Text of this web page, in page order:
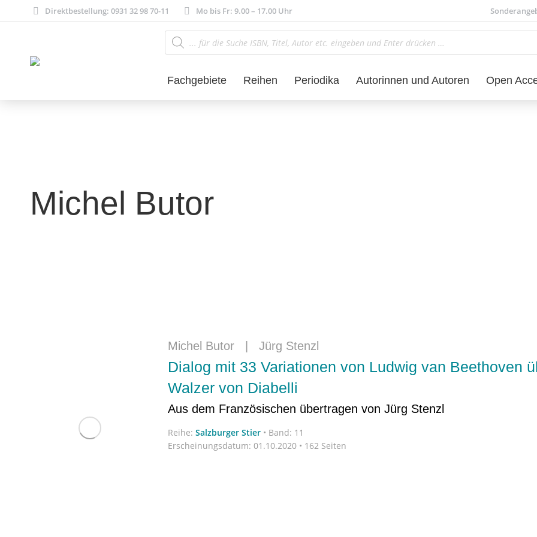
Direktbestellung: 0931 32 98 70-11 Mo bis Fr: 9.00 – 17.00 Uhr
Products
search
Fachgebiete Reihen Periodika Autorinnen und Autoren Open
Michel Butor
Michel Butor Jürg Stenzl
Dialog mit 33 Variationen von Ludwig van Beethoven
Walzer von Diabelli
Aus dem Französischen übertragen von Jürg Stenzl
Reihe: Salzburger Stier • Band: 11
Erscheinungsdatum: 01.10.2020 • 162 Seiten